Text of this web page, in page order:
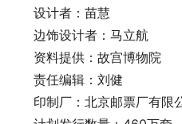
设计者：苗慧
边饰设计者：马立航
资料提供：故宫博物院
责任编辑：刘健
印制厂：北京邮票厂有限